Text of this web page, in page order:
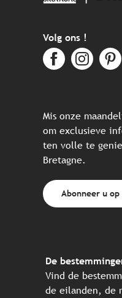
Volg ons !
Mis onze
om exclusieve
ten volle te
Bretagne.
Abonneer u
De
Vind de
de eilanden, de